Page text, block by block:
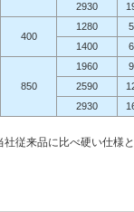
2930
400
1280
1400
850
1960
2590
2930
従来品に比べ硬い仕様と